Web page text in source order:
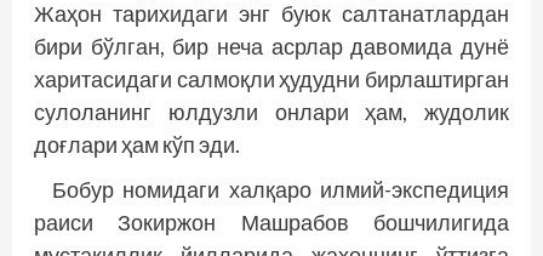
Жаҳон тарихидаги энг буюк салтанатлардан
бири бўлган, бир неча асрлар давомида дунё
харитасидаги салмоқли ҳудудни бирлаштирган
сулоланинг юлдузли онлари ҳам, жудолик
доғлари ҳам кўп эди.
Бобур номидаги халқаро илмий-экспедиция
раиси Зокиржон Машрабов бошчилигида